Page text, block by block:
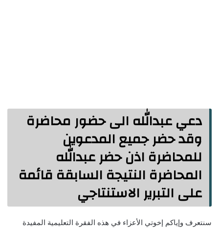
دعي عبدالله الى حضور محاضرة
وقد حضر جميع المدعوين
للمحاضرة اذن حضر عبدالله
المحاضرة النتيجة السابقة قائمة
على التبرير الاستنتاجي
سنتعرف وإياكم إخوتي الأعزاء في هذه الفقرة التعليمية المفيدة